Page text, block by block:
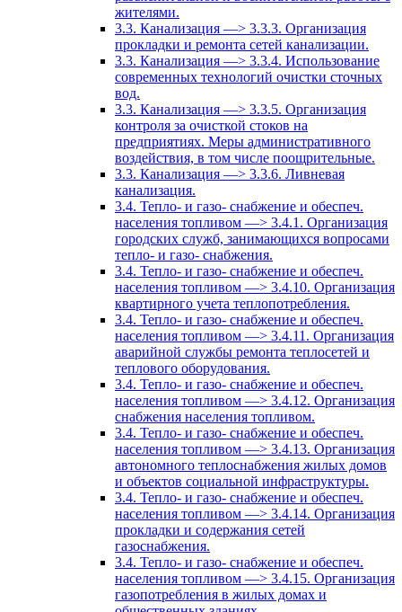
жителями.
3.3. Канализация —> 3.3.3. Организация
прокладки и ремонта сетей канализации.
3.3. Канализация —> 3.3.4. Использование
современных технологий очистки сточных
вод.
3.3. Канализация —> 3.3.5. Организация
контроля за очисткой стоков на
предприятиях. Меры административного
воздействия, в том числе поощрительные.
3.3. Канализация —> 3.3.6. Ливневая
канализация.
3.4. Тепло- и газо- снабжение и обеспеч.
населения топливом —> 3.4.1. Организация
городских служб, занимающихся вопросами
тепло- и газо- снабжения.
3.4. Тепло- и газо- снабжение и обеспеч.
населения топливом —> 3.4.10. Организация
квартирного учета теплопотребления.
3.4. Тепло- и газо- снабжение и обеспеч.
населения топливом —> 3.4.11. Организация
аварийной службы ремонта теплосетей и
теплового оборудования.
3.4. Тепло- и газо- снабжение и обеспеч.
населения топливом —> 3.4.12. Организация
снабжения населения топливом.
3.4. Тепло- и газо- снабжение и обеспеч.
населения топливом —> 3.4.13. Организация
автономного теплоснабжения жилых домов
и объектов социальной инфраструктуры.
3.4. Тепло- и газо- снабжение и обеспеч.
населения топливом —> 3.4.14. Организация
прокладки и содержания сетей
газоснабжения.
3.4. Тепло- и газо- снабжение и обеспеч.
населения топливом —> 3.4.15. Организация
газопотребления в жилых домах и